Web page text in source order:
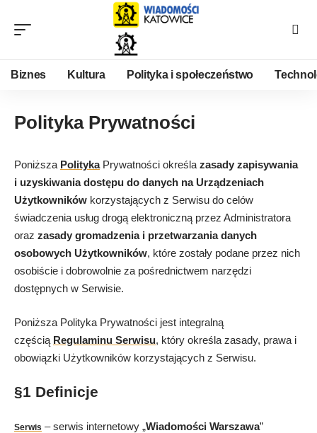
Biznes Kultura Polityka i społeczeństwo
Polityka Prywatności
Poniższa PolitykaPrywatności określa zasady zapisywania
i uzyskiwania dostępu do danych na Urządzeniach
Użytkowników korzystających z Serwisu do celów
świadczenia usług drogą elektroniczną przez Administratora
oraz zasady gromadzenia i przetwarzania danych
osobowych Użytkowników, które zostały podane przez nich
osobiście i dobrowolnie za pośrednictwem narzędzi
dostępnych w Serwisie.
Poniższa Polityka Prywatności jest integralną
częścią Regulaminu Serwisu, który określa zasady, prawa i
obowiązki Użytkowników korzystających z Serwisu.
§1 Definicje
Serwis – serwis internetowy „Wiadomości Warszawa”